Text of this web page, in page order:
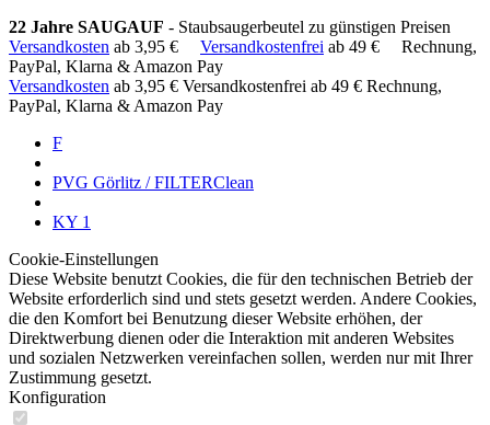
22 Jahre SAUGAUF - Staubsaugerbeutel zu günstigen Preisen
Versandkosten ab 3,95 € Versandkostenfrei ab 49 €
Rechnung,
PayPal, Klarna & Amazon Pay
Versandkosten ab 3,95 € Versandkostenfrei ab 49 € Rechnung,
PayPal, Klarna & Amazon Pay
F
PVG Görlitz / FILTERClean
KY 1
Cookie-Einstellungen
Diese Website benutzt Cookies, die für den technischen Betrieb der
Website erforderlich sind und stets gesetzt werden. Andere Cookies,
die den Komfort bei Benutzung dieser Website erhöhen, der
Direktwerbung dienen oder die Interaktion mit anderen Websites
und sozialen Netzwerken vereinfachen sollen, werden nur mit Ihrer
Zustimmung gesetzt.
Konfiguration